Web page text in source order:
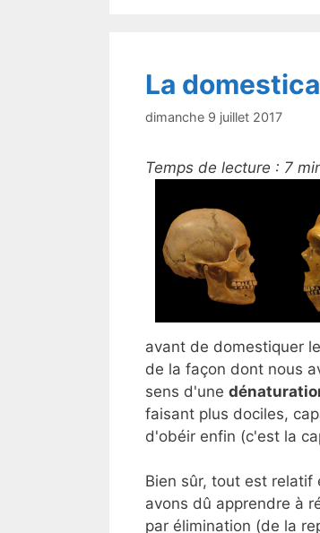
La
dimanche 9 juillet 2017
Temps de lecture : 7
avant de domestiquer
de la façon dont nous
sens d'une
faisant plus dociles,
d'obéir enfin (c'est la
Bien sûr, tout est relatif
avons dû apprendre à
par élimination (de la